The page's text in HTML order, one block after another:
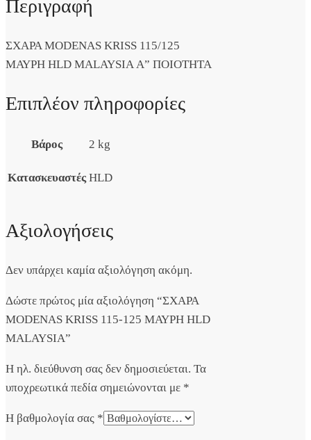
Περιγραφή
ΣΧΑΡΑ MODENAS KRISS 115/125
ΜΑΥΡΗ HLD MALAYSIA Α” ΠΟΙΟΤΗΤΑ
Επιπλέον πληροφορίες
Βάρος 2 kg
Κατασκευαστές HLD
Αξιολογήσεις
Δεν υπάρχει καμία αξιολόγηση ακόμη.
Δώστε πρώτος μία αξιολόγηση “ΣΧΑΡΑ
MODENAS KRISS 115-125 ΜΑΥΡΗ HLD
MALAYSIA”
Η ηλ. διεύθυνση σας δεν δημοσιεύεται. Τα
υποχρεωτικά πεδία σημειώνονται με *
Η βαθμολογία σας *